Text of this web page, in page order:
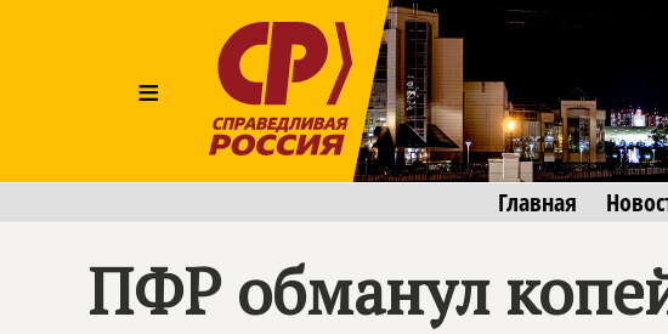
≡
Главная
ПФР обманул